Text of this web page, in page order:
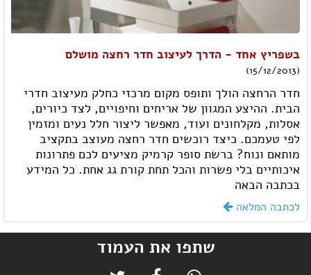
בשפריץ אחד - הדרך לעיצוב חדר רחצה מושלם
(15/12/2013)
חדר הרחצה הולך ותופס מקום מרכזי כחלק מעיצוב חדרי
הבית. ההיצע המגוון של אריחים וחיפויים, לצד כיורים,
אסלות, מקלחונים ועוד, מאפשר ליצור חלל נעים ומזמין
לפי טעמכם. כיצד רוכשים חדר רחצה מעוצב בתקציב
מותאם ונוח? ברשת סופר קרמיק מציעים לכם פתרונות
איכותיים בלי פשרות והכל תחת קורת גג אחת. כל המידע
בכתבה הבאה
לכתבה המלאה
שתפו את העמוד